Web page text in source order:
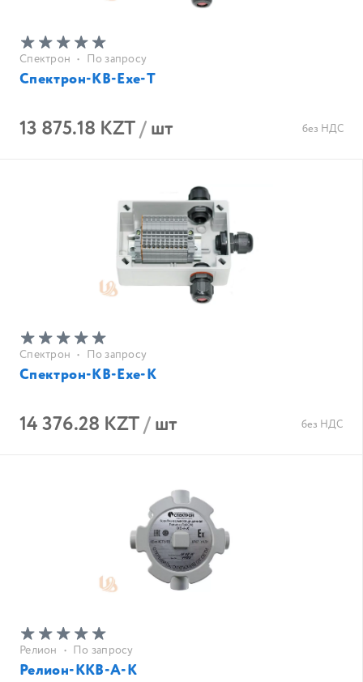
Спектрон • По запросу
Спектрон-КВ-Exe-Т
13 875.18 KZT/шт без НДС
Спектрон • По запросу
Спектрон-КВ-Exe-К
14 376.28 KZT/шт без НДС
Релион • По запросу
Релион-ККВ-А-К